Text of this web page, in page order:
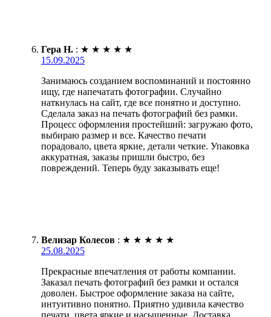
Гера Н. : ★ ★ ★ ★ ★
15.09.2025
Занимаюсь созданием воспоминаний и постоянно
ищу, где напечатать фотографии. Случайно
наткнулась на сайт, где все понятно и доступно.
Сделала заказ на печать фотографий без рамки.
Процесс оформления простейший: загружаю фото,
выбираю размер и все. Качество печати
порадовало, цвета яркие, детали четкие. Упаковка
аккуратная, заказы пришли быстро, без
повреждений. Теперь буду заказывать еще!
Велизар Колесов : ★ ★ ★ ★ ★
25.08.2025
Прекрасные впечатления от работы компании.
Заказал печать фотографий без рамки и остался
доволен. Быстрое оформление заказа на сайте,
интуитивно понятно. Приятно удивила качество
печати, цвета яркие и насыщенные. Доставка